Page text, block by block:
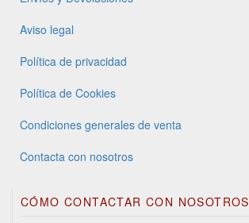
Aviso legal
Política de privacidad
Política de Cookies
Condiciones generales de venta
Contacta con nosotros
CÓMO CONTACTAR CON NOSOTROS